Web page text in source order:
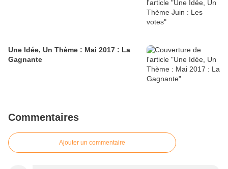
Une Idée, Un Thème : Mai 2017 : La
Gagnante
Commentaires
Ajouter un commentaire